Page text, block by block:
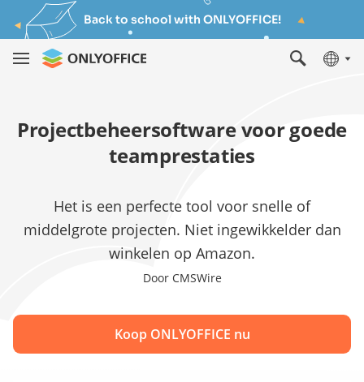
Back to school with ONLYOFFICE!
Projectbeheersoftware voor goede
teamprestaties
Het is een perfecte tool voor snelle of
middelgrote projecten. Niet ingewikkelder dan
winkelen op Amazon.
Door CMSWire
Koop ONLYOFFICE nu